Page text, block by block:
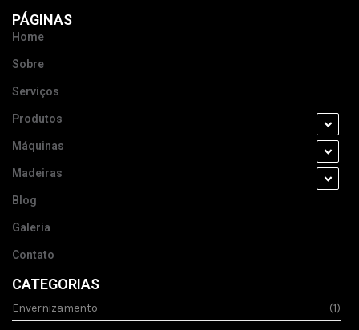
PÁGINAS
Home
Sobre
Serviços
Produtos
Máquinas
Madeiras
Blog
Galeria
Contato
CATEGORIAS
Envernizamento (1)